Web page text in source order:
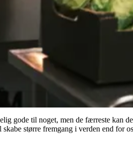
gode til noget, men de færreste kan
større fremgang i verden end for